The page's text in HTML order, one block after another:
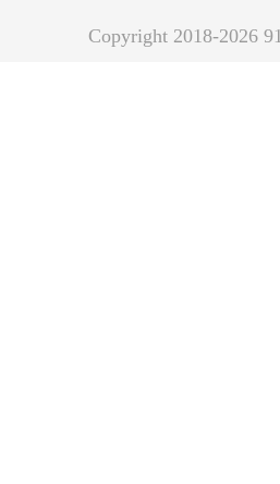
Copyright 2018-2026